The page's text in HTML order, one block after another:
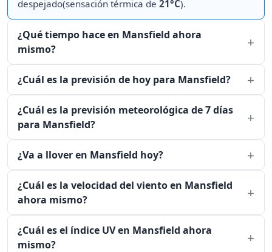
despejado(sensación térmica de 21°C).
¿Qué tiempo hace en Mansfield ahora
mismo?
¿Cuál es la previsión de hoy para Mansfield?
¿Cuál es la previsión meteorológica de 7 días
para Mansfield?
¿Va a llover en Mansfield hoy?
¿Cuál es la velocidad del viento en Mansfield
ahora mismo?
¿Cuál es el índice UV en Mansfield ahora
mismo?